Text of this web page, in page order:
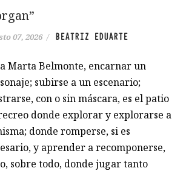
07, 2026 / BEATRIZ EDUARTE
Marta Belmonte, encarnar un
subirse a un escenario;
con o sin máscara, es el patio
donde explorar y explorarse a
donde romperse, si es
y aprender a recomponerse,
sobre todo, donde jugar tanto